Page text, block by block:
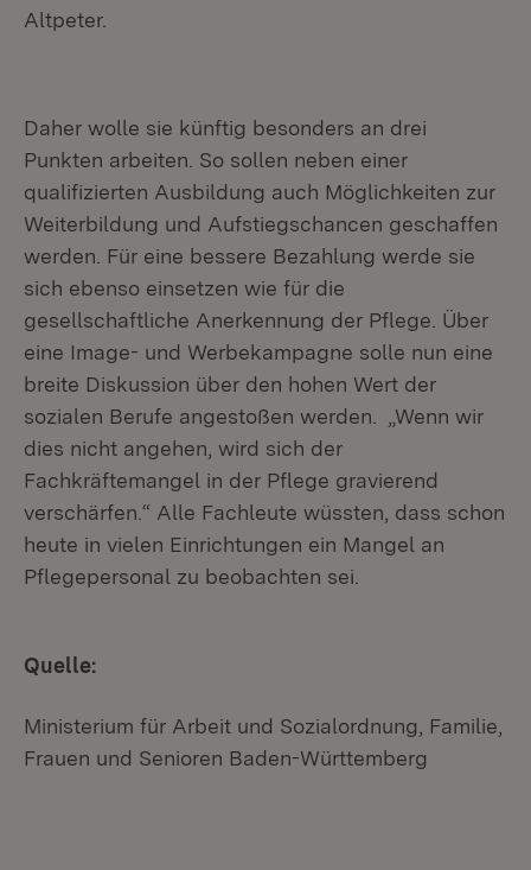
Altpeter.
Daher wolle sie künftig besonders an drei
Punkten arbeiten. So sollen neben einer
qualifizierten Ausbildung auch Möglichkeiten zur
Weiterbildung und Aufstiegschancen geschaffen
werden. Für eine bessere Bezahlung werde sie
sich ebenso einsetzen wie für die
gesellschaftliche Anerkennung der Pflege. Über
eine Image- und Werbekampagne solle nun eine
breite Diskussion über den hohen Wert der
sozialen Berufe angestoßen werden. „Wenn wir
dies nicht angehen, wird sich der
Fachkräftemangel in der Pflege gravierend
verschärfen.“ Alle Fachleute wüssten, dass schon
heute in vielen Einrichtungen ein Mangel an
Pflegepersonal zu beobachten sei.
Quelle:
Ministerium für Arbeit und Sozialordnung, Familie,
Frauen und Senioren Baden-Württemberg